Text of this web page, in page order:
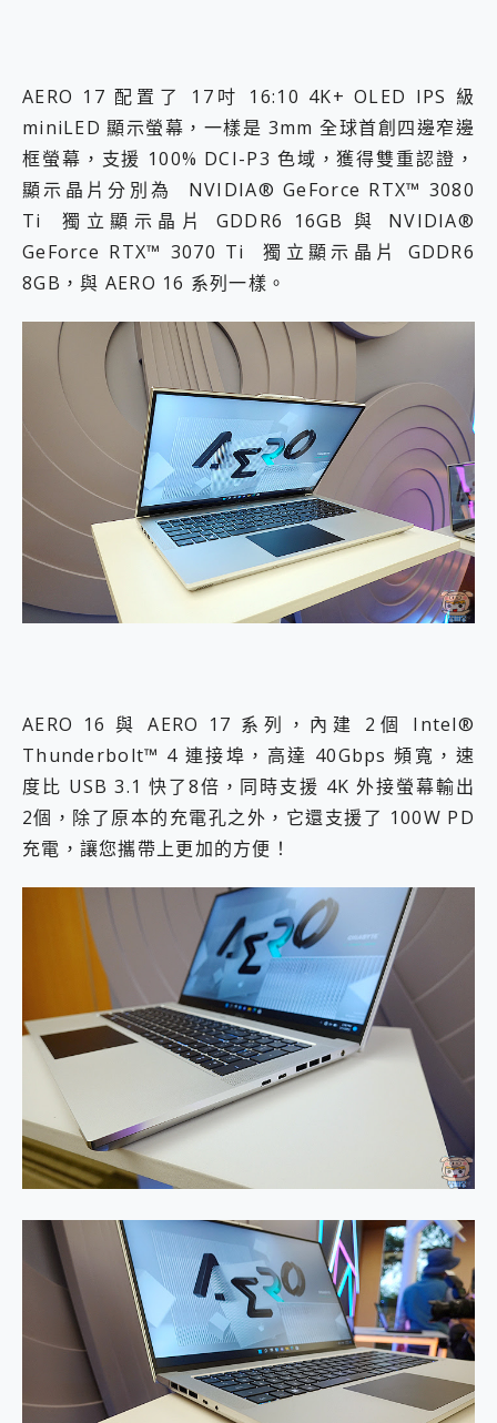
AERO 17 配置了 17吋 16:10 4K+ OLED IPS 級
miniLED 顯示螢幕，一樣是 3mm 全球首創四邊窄邊
框螢幕，支援 100% DCI-P3 色域，獲得雙重認證，
顯示晶片分別為 NVIDIA® GeForce RTX™ 3080
Ti 獨立顯示晶片 GDDR6 16GB 與 NVIDIA®
GeForce RTX™ 3070 Ti 獨立顯示晶片 GDDR6
8GB，與 AERO 16 系列一樣。
AERO 16 與 AERO 17 系列，內建 2個 Intel®
Thunderbolt™ 4 連接埠，高達 40Gbps 頻寬，速
度比 USB 3.1 快了8倍，同時支援 4K 外接螢幕輸出
2個，除了原本的充電孔之外，它還支援了 100W PD
充電，讓您攜帶上更加的方便！